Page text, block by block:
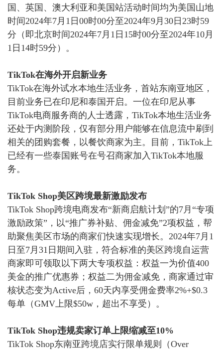
国、英国、澳大利亚和美国站活动时间均为美国山地
时间2024年7月1日00时00分至2024年9月30日23时59
分（即北京时间2024年7月1日15时00分至2024年10月
1日14时59分）。
TikTok在海外开启新业务
TikTok在海外试水本地生活业务，首站东南亚地区，
目前业务已在印尼和泰国开启。 一位在印尼从事
TikTok电商服务商的人士透露，TikTok本地生活业务
还处于内测阶段，仅有部分用户能够在信息流中刷到
相关的团购套餐，以餐饮商家为主。目前，TikTok上
已经有一些泰国账号在号召商家加入TikTok本地服
务。
TikTok Shop美区跨境最新激励发布
TikTok Shop跨境电商发布“新商启航计划”的7月“专项
激励政策”，以“推广券补贴、佣金减免”2项权益，帮
助聚焦美区市场的商家们快速实现增长。2024年7月1
日至7月31日期间入驻，符合标准的美区跨境自运营
商家即可领取以下两大专项权益： 权益一为价值400
美金的推广优惠券；权益二为佣金减免，商家通过审
核状态变为Active后，60天内享受佣金费率2%+$0.3
每单（GMV上限$50w，超出不享受）。
TikTok Shop违规卖家订单上限缩减至10%
TikTok Shop东南亚跨境店实行限单规则（Over